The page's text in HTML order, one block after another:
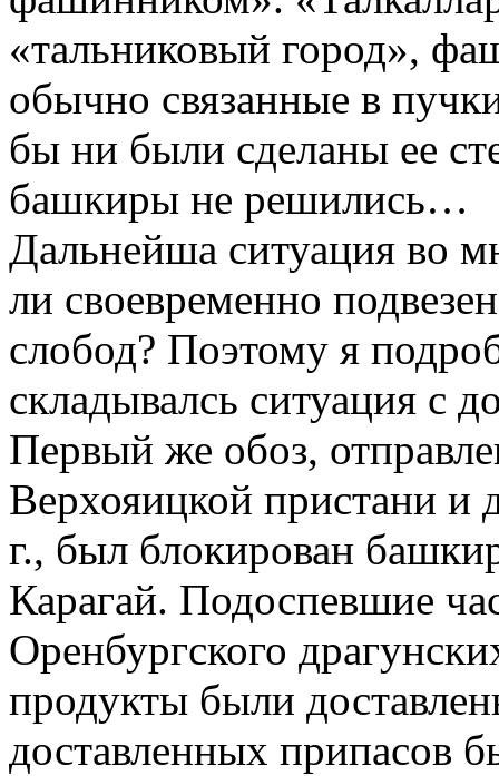
«тальниковый город»,
обычно связанные в
бы ни были сделаны ее
башкиры не решились…
Дальнейша ситуация во
ли своевременно
слобод? Поэтому я
складывалсь ситуация с
Первый же обоз,
Верхояицкой пристани и
г., был блокирован
Карагай. Подоспевшие
Оренбургского
продукты были
доставленных припасов